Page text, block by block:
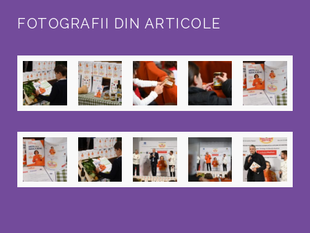
FOTOGRAFII DIN ARTICOLE